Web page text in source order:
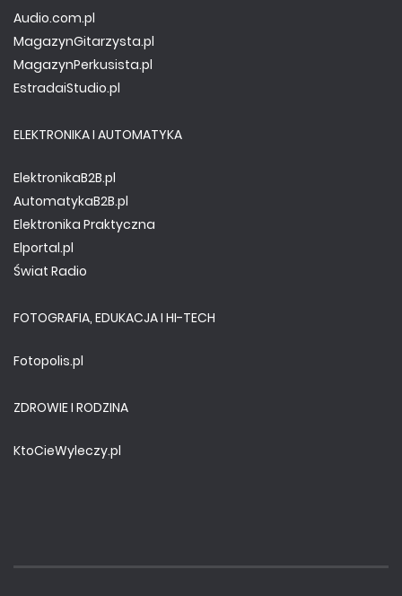
Audio.com.pl
MagazynGitarzysta.pl
MagazynPerkusista.pl
EstradaiStudio.pl
ELEKTRONIKA I AUTOMATYKA
ElektronikaB2B.pl
AutomatykaB2B.pl
Elektronika Praktyczna
Elportal.pl
Świat Radio
FOTOGRAFIA, EDUKACJA I HI-TECH
Fotopolis.pl
ZDROWIE I RODZINA
KtoCieWyleczy.pl